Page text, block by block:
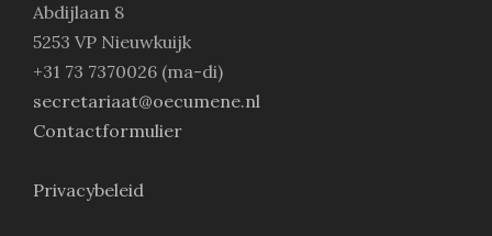
Abdijlaan 8
5253 VP Nieuwkuijk
+31 73 7370026 (ma-di)
secretariaat@oecumene.nl
Contactformulier
Privacybeleid